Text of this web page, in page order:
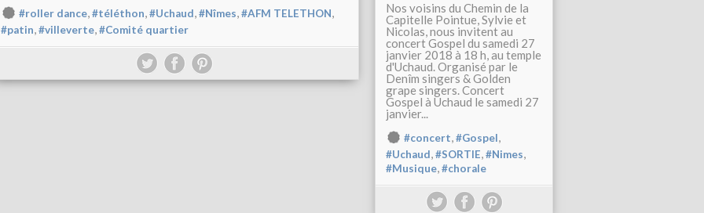
#roller dance,#téléthon,#Uchaud,#Nîmes,#AFM TELETHON,
#patin,#villeverte,#Comité quartier
Nos voisins du Chemin de la
Capitelle Pointue, Sylvie et
Nicolas, nous invitent au
concert Gospel du samedi 27
janvier 2018 à 18 h, au temple
d'Uchaud. Organisé par le
Denîm singers & Golden
grape singers. Concert
Gospel à Uchaud le samedi 27
janvier...
#concert,#Gospel,
#Uchaud,#SORTIE,#Nimes,
#Musique,#chorale